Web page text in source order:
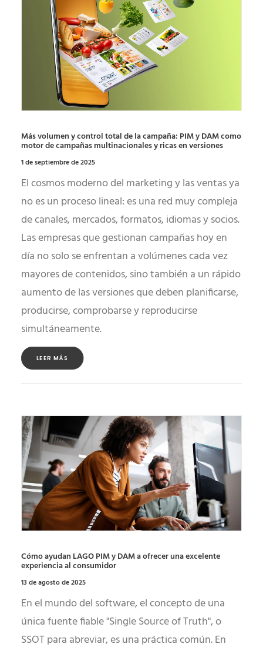
Más volumen y control total de la campaña: PIM y DAM como
motor de campañas multinacionales y ricas en versiones
1 de septiembre de 2025
El cosmos moderno del marketing y las ventas ya
no es un proceso lineal: es una red muy compleja
de canales, mercados, formatos, idiomas y socios.
Las empresas que gestionan campañas hoy en
día no solo se enfrentan a volúmenes cada vez
mayores de contenidos, sino también a un rápido
aumento de las versiones que deben planificarse,
producirse, comprobarse y reproducirse
simultáneamente.
LEER MÁS
Cómo ayudan LAGO PIM y DAM a ofrecer una excelente
experiencia al consumidor
13 de agosto de 2025
En el mundo del software, el concepto de una
única fuente fiable "Single Source of Truth", o
SSOT para abreviar, es una práctica común. En